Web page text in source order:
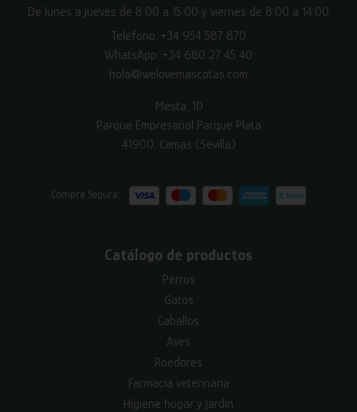
De lunes a jueves de 8:00 a 15:00 y viernes de 8:00 a 14:00
Teléfono: +34 954 587 870
WhatsApp: +34 680 27 45 40
hola@welovemascotas.com
Mesta, 10
Parque Empresarial Parque Plata
41900, Camas (Sevilla)
Compra Segura:
Catálogo de productos
Perros
Gatos
Caballos
Aves
Roedores
Farmacia veterinaria
Higiene hogar y jardín